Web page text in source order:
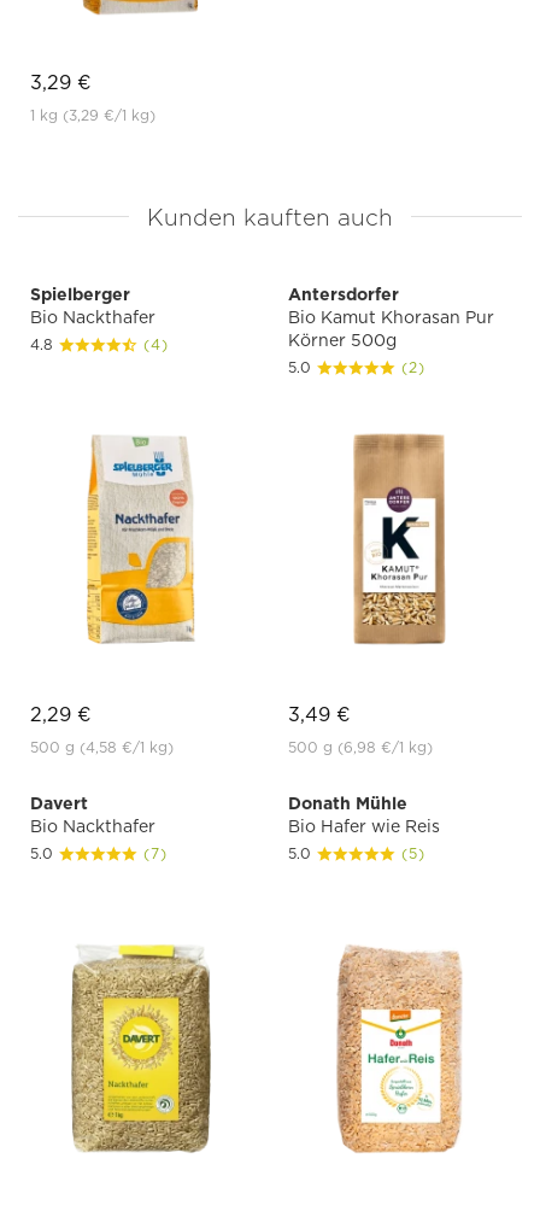
3,29 €
1 kg (3,29 €/1 kg)
Kunden kauften auch
Spielberger
Bio Nackthafer
4.8 (4)
2,29 €
500 g (4,58 €/1 kg)
Antersdorfer
Bio Kamut Khorasan Pur
Körner 500g
5.0 (2)
3,49 €
500 g (6,98 €/1 kg)
Davert
Bio Nackthafer
5.0 (7)
Donath Mühle
Bio Hafer wie Reis
5.0 (5)